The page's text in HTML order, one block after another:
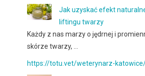
Jak uzyskać efekt
liftingu twarzy
Każdy z nas marzy o jędrnej i
skórze twarzy, …
https://totu.vet/weterynarz-